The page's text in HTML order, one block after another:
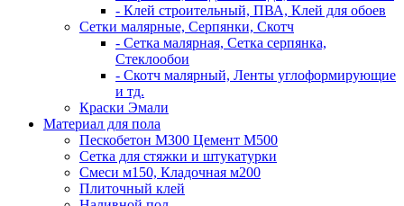
- Клей строительный, ПВА, Клей для обоев
Сетки малярные, Серпянки, Скотч
- Сетка малярная, Сетка серпянка,
Стеклообои
- Скотч малярный, Ленты углоформирующие
и тд.
Краски Эмали
Материал для пола
Пескобетон М300 Цемент М500
Сетка для стяжки и штукатурки
Смеси м150, Кладочная м200
Плиточный клей